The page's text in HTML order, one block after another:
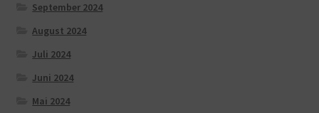
September 2024
August 2024
Juli 2024
Juni 2024
Mai 2024